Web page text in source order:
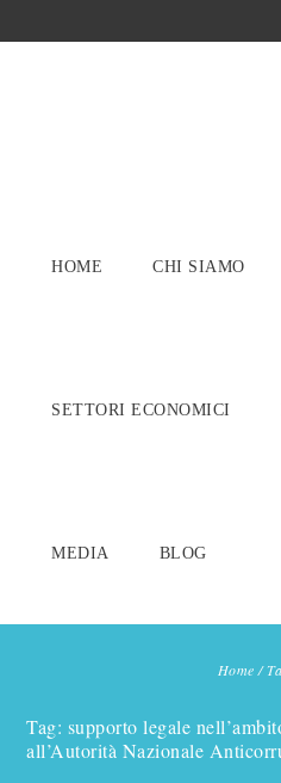
HOME CHI SIAMO
SETTORI ECONOMICI
MEDIA BLOG
Home /
Tag: supporto legale
all’Autorità Nazionale